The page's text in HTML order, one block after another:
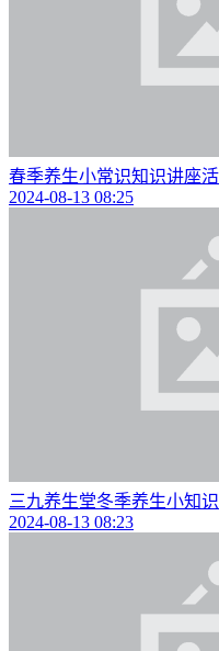
春季养生小常识知识讲座
2024-08-13 08:25
三九养生堂冬季养生小知
2024-08-13 08:23